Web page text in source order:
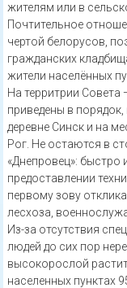
жителям или в
Почтительное
чертой белорусов,
гражданских
жители населённых
На территрии Совета
приведены в
деревне Синск и на
Рог. Не остаются в
«Днепровец»:
предоставлении
первому зову
лесхоза,
Из-за отсутствия
людей до сих пор
высокорослой
населенных пунктах